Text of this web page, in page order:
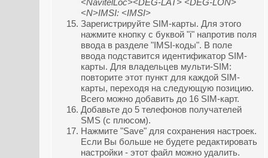
<NavitelLoc><DEG-LAT> <DEG-LON>
<N>IMSI: <IMSI>
Зарегистрируйте SIM-карты. Для этого
нажмите кнопку с буквой "i" напротив поля
ввода в разделе "IMSI-коды". В поле
ввода подставится идентификатор SIM-
карты. Для владельцев мульти-SIM:
повторите этот пункт для каждой SIM-
карты, переходя на следующую позицию.
Всего можно добавить до 16 SIM-карт.
Добавьте до 5 телефонов получателей
SMS (с плюсом).
Нажмите "Save" для сохранения настроек.
Если Вы больше не будете редактировать
настройки - этот файл можно удалить.